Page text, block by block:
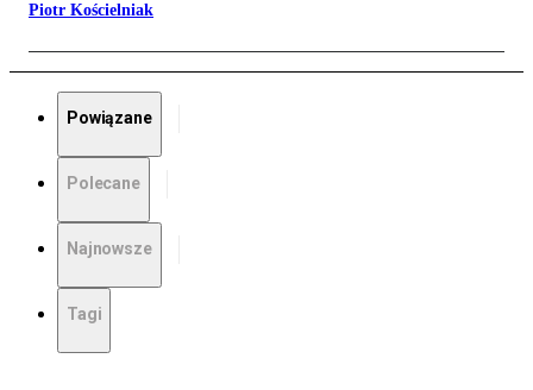
Piotr Kościelniak
Powiązane
Polecane
Najnowsze
Tagi